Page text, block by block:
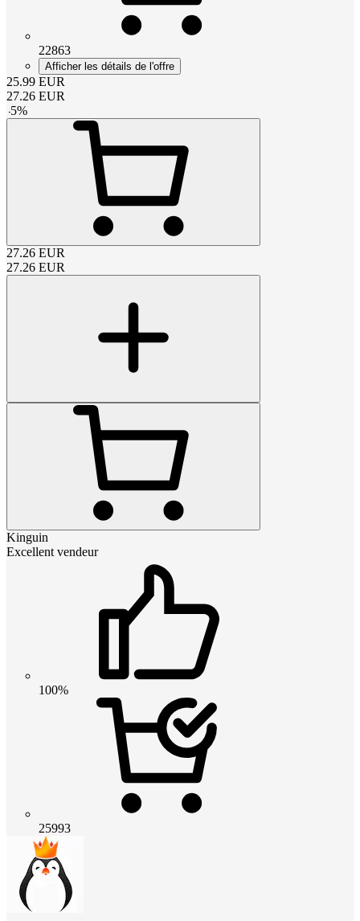
22863
Afficher les détails de l'offre
25.99 EUR
27.26 EUR
-5%
27.26 EUR
27.26 EUR
Kinguin
Excellent vendeur
100%
25993